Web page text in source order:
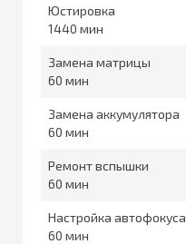
Юстировка
1440
Замена матрицы
60
Замена аккумулятора
60
Ремонт вспышки
60
Настройка автофокуса
60